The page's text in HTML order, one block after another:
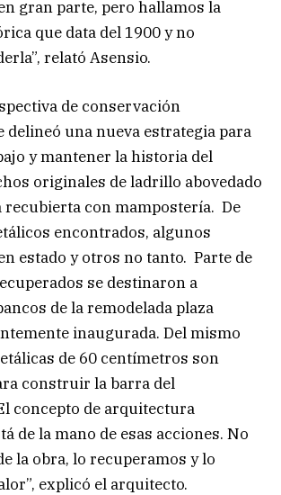
gran parte, pero hallamos la
que data del 1900 y no
relató Asensio.
de conservación
delineó una nueva estrategia para
y mantener la historia del
originales de ladrillo abovedado
con mampostería. De
encontrados, algunos
estado y otros no tanto. Parte de
se destinaron a
de la remodelada plaza
inaugurada. Del mismo
de 60 centímetros son
construir la barra del
concepto de arquitectura
de la mano de esas acciones. No
la obra, lo recuperamos y lo
explicó el arquitecto.